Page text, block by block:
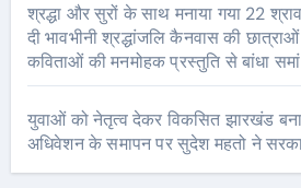
श्रद्धा और सुरों के साथ मनाया गया 22
दी भावभीनी श्रद्धांजलि कैनवास की
कविताओं की मनमोहक प्रस्तुति से बांधा समां
युवाओं को नेतृत्व देकर विकसित झारखंड
अधिवेशन के समापन पर सुदेश महतो ने